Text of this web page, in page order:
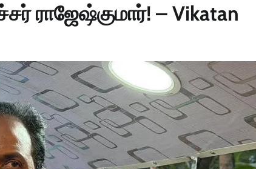
ராஜேஷ்குமார்! – Vikatan